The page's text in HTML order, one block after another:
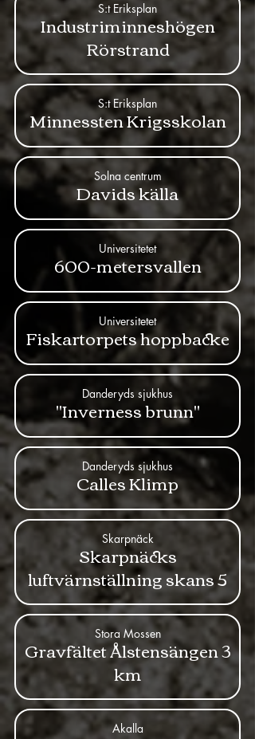
Industriminneshögen
Rörstrand
S:t Eriksplan
Minnessten Krigsskolan
S:t Eriksplan
Davids källa
Solna centrum
600-metersvallen
Universitetet
Fiskartorpets hoppbacke
Universitetet
"Inverness brunn"
Danderyds sjukhus
Calles Klimp
Danderyds sjukhus
Skarpnäcks
luftvärnställning skans 5
Skarpnäck
Gravfältet Ålstensängen 3
km
Stora Mossen
Akalla